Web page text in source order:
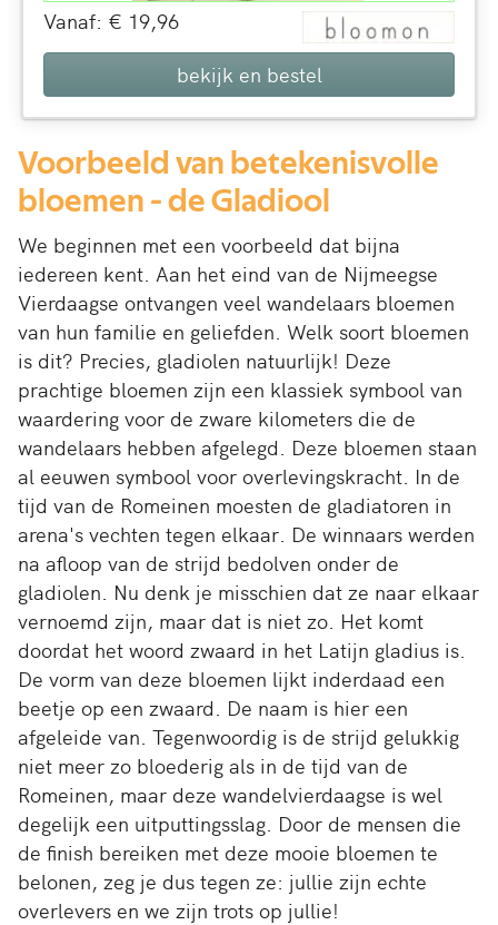
Vanaf: € 19,96
bekijk en bestel
Voorbeeld van betekenisvolle
bloemen - de Gladiool
We beginnen met een voorbeeld dat bijna
iedereen kent. Aan het eind van de Nijmeegse
Vierdaagse ontvangen veel wandelaars bloemen
van hun familie en geliefden. Welk soort bloemen
is dit? Precies, gladiolen natuurlijk! Deze
prachtige bloemen zijn een klassiek symbool van
waardering voor de zware kilometers die de
wandelaars hebben afgelegd. Deze bloemen staan
al eeuwen symbool voor overlevingskracht. In de
tijd van de Romeinen moesten de gladiatoren in
arena's vechten tegen elkaar. De winnaars werden
na afloop van de strijd bedolven onder de
gladiolen. Nu denk je misschien dat ze naar elkaar
vernoemd zijn, maar dat is niet zo. Het komt
doordat het woord zwaard in het Latijn gladius is.
De vorm van deze bloemen lijkt inderdaad een
beetje op een zwaard. De naam is hier een
afgeleide van. Tegenwoordig is de strijd gelukkig
niet meer zo bloederig als in de tijd van de
Romeinen, maar deze wandelvierdaagse is wel
degelijk een uitputtingsslag. Door de mensen die
de finish bereiken met deze mooie bloemen te
belonen, zeg je dus tegen ze: jullie zijn echte
overlevers en we zijn trots op jullie!